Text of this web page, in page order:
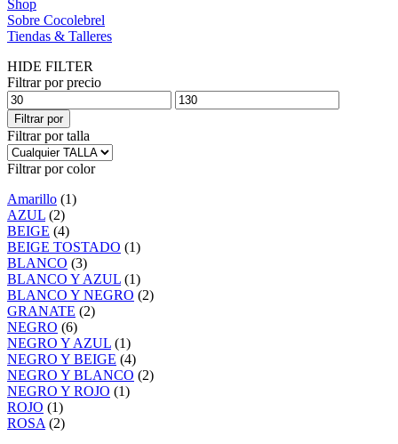
Shop
Sobre Cocolebrel
Tiendas & Talleres
HIDE FILTER
Filtrar por precio
Filtrar por
Filtrar por talla
Filtrar por color
Amarillo (1)
AZUL (2)
BEIGE (4)
BEIGE TOSTADO (1)
BLANCO (3)
BLANCO Y AZUL (1)
BLANCO Y NEGRO (2)
GRANATE (2)
NEGRO (6)
NEGRO Y AZUL (1)
NEGRO Y BEIGE (4)
NEGRO Y BLANCO (2)
NEGRO Y ROJO (1)
ROJO (1)
ROSA (2)